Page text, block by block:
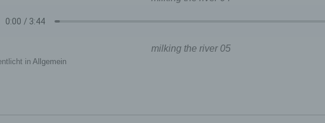
milking the river 05
in Allgemein